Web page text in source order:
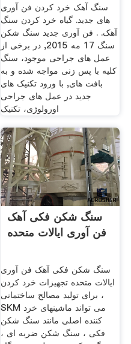
سنگ آهک خرد کردن فن آوری
های جدید. گیاه خرد کردن سنگ
آهک. . فن آوری جدید سنگ شکن
سنگ 17 مه 2015, در برخی از
عمل های جراحی موجود، سنگ
کلیه با پس زنی مواجه شده و به
بافت های, با ورود تکنیک های
جدید در عمل های جراحی
اورولوژی، تکنیک
سنگ شکن فکی آهک
فن آوری ایالات متحده
سنگ شکن فکی آهک فن آوری
ایالات متحده تجهیزات خرد کردن
برای تولید مصالح ساختمانی ،
SKM می تواند ماشینهای خرد
کننده اصلی مانند سنگ شکن
فکی ، سنگ شکن ضربه ای ،